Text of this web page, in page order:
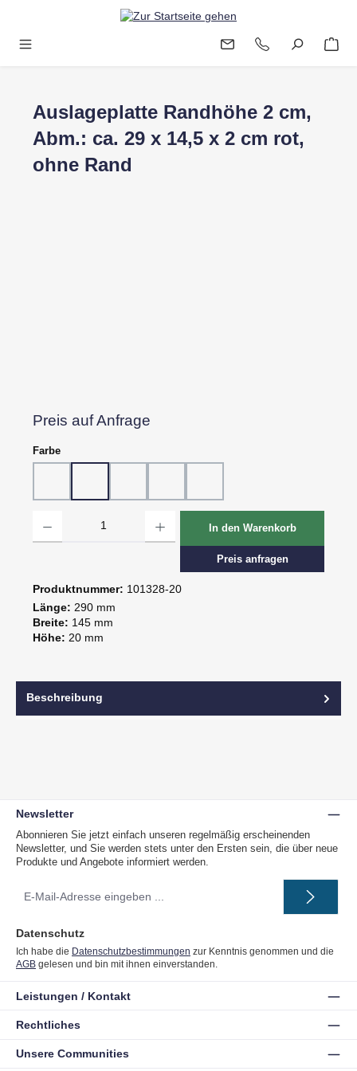
Zum Hauptinhalt springen
Auslageplatte Randhöhe 2 cm,
Abm.: ca. 29 x 14,5 x 2 cm rot,
ohne Rand
Preis auf Anfrage
Farbeauswählen
In den Warenkorb
Preis anfragen
Produktnummer: 101328-20
Länge: 290 mm
Breite: 145 mm
Höhe: 20 mm
Beschreibung
Newsletter
Abonnieren Sie jetzt einfach unseren regelmäßig erscheinenden
Newsletter, und Sie werden stets unter den Ersten sein, die über neue
Produkte und Angebote informiert werden.
Mail-
Datenschutz
Ich habe die Datenschutzbestimmungen zur Kenntnis genommen und die
AGB gelesen und bin mit ihnen einverstanden.
Unsere Communities
Leistungen / Kontakt
Rechtliches